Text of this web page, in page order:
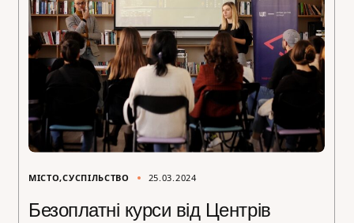
МІСТО СУСПІЛЬСТВО 25.03.2024
Безоплатні курси від Центрів